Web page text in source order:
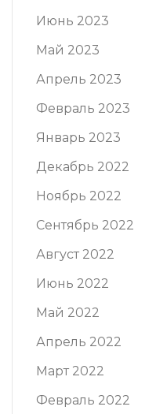
Июнь 2023
Май 2023
Апрель 2023
Февраль 2023
Январь 2023
Декабрь 2022
Ноябрь 2022
Сентябрь 2022
Август 2022
Июнь 2022
Май 2022
Апрель 2022
Март 2022
Февраль 2022